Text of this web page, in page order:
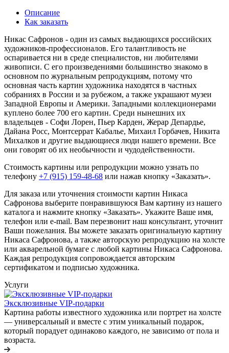
Описание
Как заказать
Никас Сафронов - один из самых выдающихся российских
художников-профессионалов. Его талантливость не
оспаривается ни в среде специалистов, ни любителями
живописи. С его произведениями большинство знакомо в
основном по журнальным репродукциям, потому что
основная часть картин художника находятся в частных
собраниях в России и за рубежом, а также украшают музеи
Западной Европы и Америки. Западными коллекционерами
куплено более 700 его картин. Среди нынешних их
владельцев - Софи Лорен, Пьер Карден, Жерар Депардье,
Дайана Росс, Монтсеррат Кабалье, Михаил Горбачев, Никита
Михалков и другие выдающиеся люди нашего времени. Все
они говорят об их необычности и чудодейственности.
Стоимость картины или репродукции можно узнать по
телефону +7 (915) 159-48-68 или нажав кнопку «Заказать».
Для заказа или уточнения стоимости картин Никаса
Сафронова выберите понравившуюся Вам картину из нашего
каталога и нажмите кнопку «Заказать». Укажите Ваше имя,
телефон или e-mail. Вам перезвонит наш консультант, уточнит
Ваши пожелания. Вы можете заказать оригинальную картину
Никаса Сафронова, а также авторскую репродукцию на холсте
или акварельной бумаге с любой картины Никаса Сафронова.
Каждая репродукция сопровождается авторским
сертификатом и подписью художника.
Услуги
Эксклюзивные VIP-подарки
Картина работы известного художника или портрет на холсте
— универсальный и вместе с этим уникальный подарок,
который порадует одинаково каждого, не зависимо от пола и
возраста.